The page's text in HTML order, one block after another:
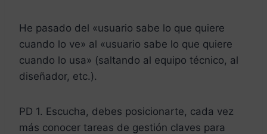
He pasado del «usuario sabe lo que quiere
cuando lo ve» al «usuario sabe lo que quiere
cuando lo usa» (saltando al equipo técnico, al
diseñador, etc.).
PD 1. Escucha, debes posicionarte, cada vez
más conocer tareas de gestión claves para